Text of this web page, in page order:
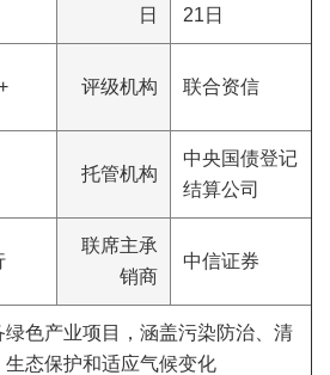
日
21日
评级机构 联合资信
托管机构
中央国债登记
结算公司
联席主承
销商
中信证券
绿色产业项目，涵盖污染防治、清
生态保护和适应气候变化